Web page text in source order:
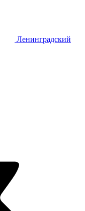
Ленинградский